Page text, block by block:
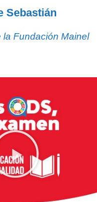
Sebastián
la Fundación Mainel